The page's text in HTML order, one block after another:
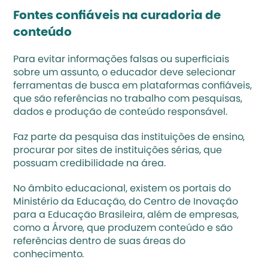
Fontes confiáveis na curadoria de
conteúdo
Para evitar informações falsas ou superficiais
sobre um assunto, o educador deve selecionar
ferramentas de busca em plataformas confiáveis,
que são referências no trabalho com pesquisas,
dados e produção de conteúdo responsável.
Faz parte da pesquisa das instituições de ensino,
procurar por sites de instituições sérias, que
possuam credibilidade na área.
Ministério da Educação, do Centro de Inovação
para a Educação Brasileira, além de empresas,
como a Árvore, que produzem conteúdo e são
referências dentro de suas áreas do
conhecimento.